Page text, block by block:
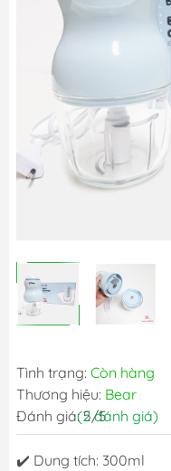
Tình trạng: Còn hàng
Thương hiệu: Bear
Đánh giá: 5/5(2 đánh giá)
✔️ Dung tích: 300ml